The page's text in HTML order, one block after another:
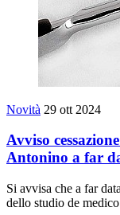
Novità 29 ott 2024
Avviso
Antonino a far
Si avvisa che a far
dello studio de